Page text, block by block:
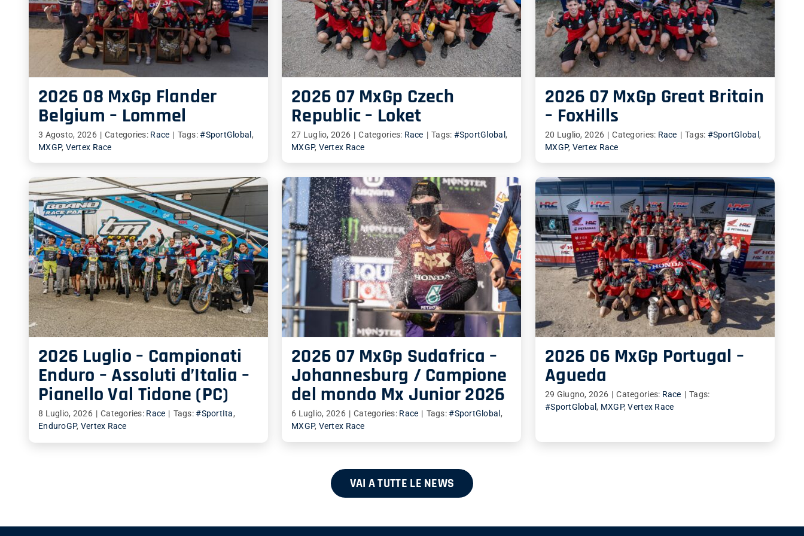
2026 08 MxGp Flander
Belgium – Lommel
3 Agosto, 2026 | Categories: Race | Tags:#SportGlobal ,
MXGP, Vertex Race
2026 07 MxGp Czech
Republic – Loket
27 Luglio, 2026 | Categories: Race | Tags: #SportGlobal ,
MXGP, Vertex Race
2026 07 MxGp Great Britain
– FoxHills
20 Luglio, 2026 | Categories: Race | Tags: #SportGlobal ,
MXGP, Vertex Race
2026 Luglio – Campionati
Enduro – Assoluti d’Italia –
Pianello Val Tidone (PC)
8 Luglio, 2026 | Categories: Race | Tags:#SportIta,
EnduroGP, Vertex Race
2026 07 MxGp Sudafrica –
Johannesburg / Campione
del mondo Mx Junior 2026
6 Luglio, 2026 | Categories: Race | Tags:#SportGlobal ,
MXGP, Vertex Race
2026 06 MxGp Portugal –
Agueda
29 Giugno, 2026 | Categories: Race | Tags:
#SportGlobal , MXGP,Vertex Race
VAI A TUTTE LE NEWS